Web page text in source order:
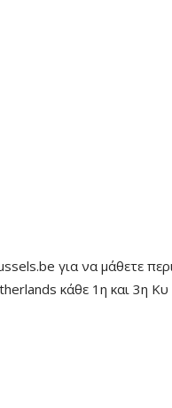
για να μάθετε
κάθε 1η και 3η